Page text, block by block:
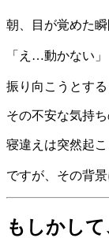
朝、目が覚めた瞬
「え…動かない」
振り向こうとす
その不安な気持
寝違えは突然起こ
ですが、その背景
もしかし